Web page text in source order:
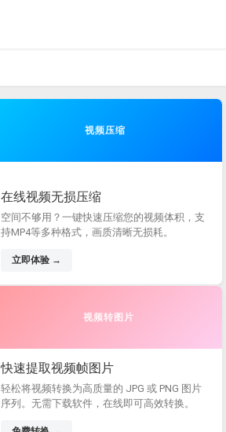
视频压缩
在线视频无损压缩
空间不够用？一键快速压缩您的视频体积，支
持MP4等多种格式，画质清晰无损耗。
立即体验 →
视频转图片
快速提取视频帧图片
轻松将视频转换为高质量的 JPG 或 PNG 图片
序列。无需下载软件，在线即可高效转换。